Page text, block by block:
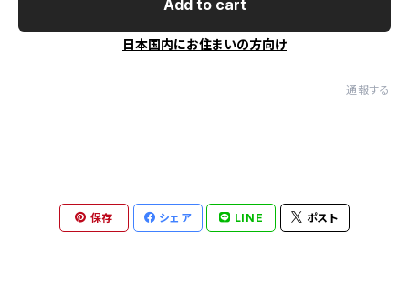
Add to cart
日本国内にお住まいの方向け
通報する
保存 シェア LINE ポスト